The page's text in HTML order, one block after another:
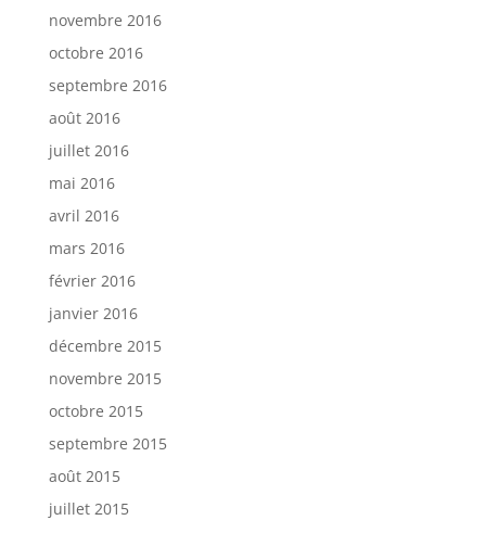
novembre 2016
octobre 2016
septembre 2016
août 2016
juillet 2016
mai 2016
avril 2016
mars 2016
février 2016
janvier 2016
décembre 2015
novembre 2015
octobre 2015
septembre 2015
août 2015
juillet 2015